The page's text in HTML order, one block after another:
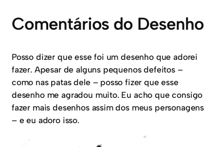
Comentários do Desenho
Posso dizer que esse foi um desenho que adorei
fazer. Apesar de alguns pequenos defeitos –
como nas patas dele – posso fizer que esse
desenho me agradou muito. Eu acho que consigo
fazer mais desenhos assim dos meus personagens
– e eu adoro isso.